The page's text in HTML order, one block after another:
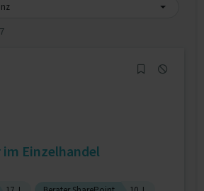
Einzelhandel